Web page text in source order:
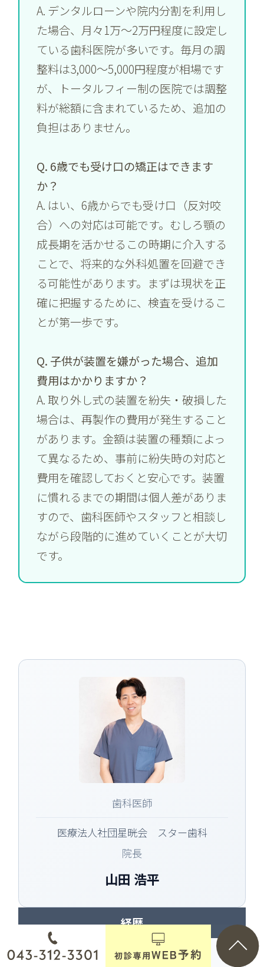
A. デンタルローンや院内分割を利用し
た場合、月々1万〜2万円程度に設定し
ている歯科医院が多いです。毎月の調
整料は3,000〜5,000円程度が相場です
が、トータルフィー制の医院では調整
料が総額に含まれているため、追加の
負担はありません。
Q. 6歳でも受け口の矯正はできます
か？
A. はい、6歳からでも受け口（反対咬
合）への対応は可能です。むしろ顎の
成長期を活かせるこの時期に介入する
ことで、将来的な外科処置を回避でき
る可能性があります。まずは現状を正
確に把握するために、検査を受けるこ
とが第一歩です。
Q. 子供が装置を嫌がった場合、追加
費用はかかりますか？
A. 取り外し式の装置を紛失・破損した
場合は、再製作の費用が発生すること
があります。金額は装置の種類によっ
て異なるため、事前に紛失時の対応と
費用を確認しておくと安心です。装置
に慣れるまでの期間は個人差がありま
すので、歯科医師やスタッフと相談し
ながら段階的に進めていくことが大切
です。
歯科医師
医療法人社団星晄会 スター歯科
院長
山田 浩平
経歴
2008年3月 日本歯科大学 卒業